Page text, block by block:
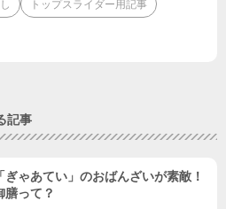
トップスライダー用記事
記事
ゃあてい」のおばんざいが素敵！
膳って？